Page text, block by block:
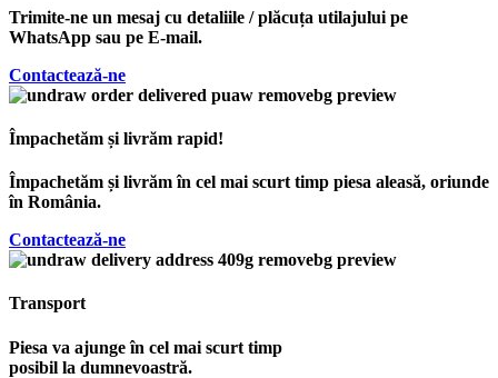
Trimite-ne un mesaj cu detaliile / plăcuța utilajului pe
WhatsApp sau pe E-mail.
Contactează-ne
Împachetăm și livrăm rapid!
Împachetăm și livrăm în cel mai scurt timp piesa aleasă, oriunde
în România.
Contactează-ne
Transport
Piesa va ajunge în cel mai scurt timp
posibil la dumnevoastră.